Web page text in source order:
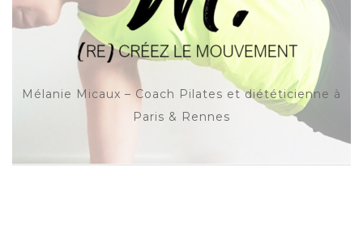
Mélanie Micaux – Coach Pilates et diététicienne à
Paris & Rennes